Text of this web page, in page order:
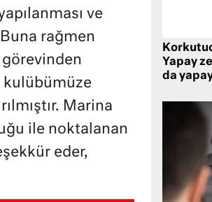
ve
rağmen
kulübümüze
Marina
ile noktalanan
eder,
Yapay
da